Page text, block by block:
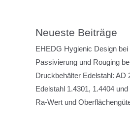
Neueste Beiträge
EHEDG Hygienic Design
Passivierung und Rouging
Druckbehälter Edelstahl: AD
Edelstahl 1.4301, 1.4404
Ra-Wert und